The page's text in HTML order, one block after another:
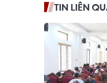
TIN LIÊN